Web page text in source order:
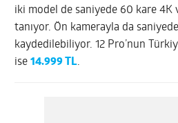
iki model de saniyede 60 kare 4K
tanıyor. Ön kamerayla da
kaydedilebiliyor. 12 Pro’nun
ise14.999 TL.